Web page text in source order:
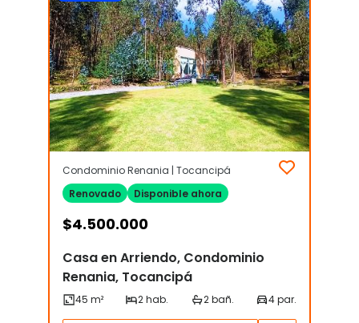
Condominio Renania | Tocancipá
Renovado
Disponible ahora
$4.500.000
Casa en Arriendo, Condominio
Renania, Tocancipá